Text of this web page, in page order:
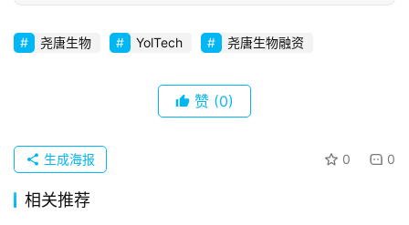
品
并
购
重
登录
尧唐生物 YolTech 尧唐生物融资
赞 (0)
0 0
生成海报
相关推荐